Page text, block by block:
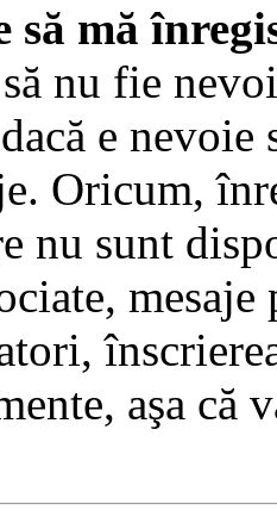
să mă
nu fie
e nevoie
Oricum,
nu sunt
aşa că